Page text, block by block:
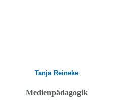
Tanja Reineke
Medienpädagogik